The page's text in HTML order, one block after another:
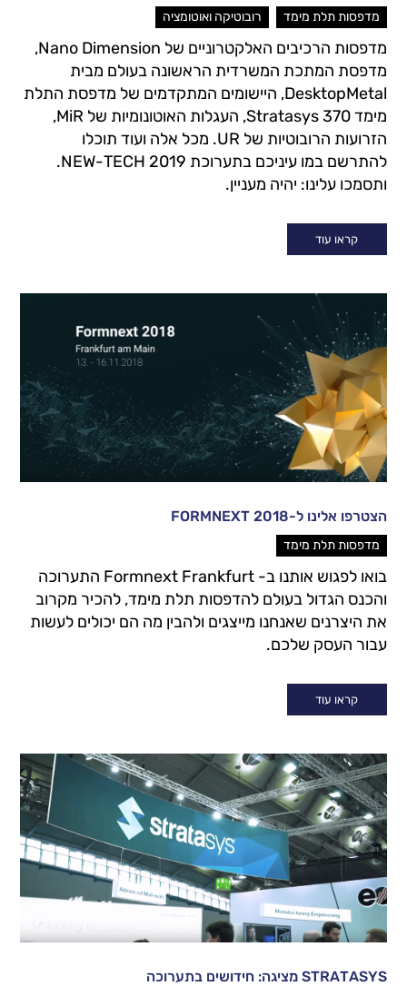
מדפסות תלת מימד רובוטיקה ואוטומציה
מדפסות הרכיבים האלקטרוניים של Nano Dimension,
מדפסת המתכת המשרדית הראשונה בעולם מבית
DesktopMetal, היישומים המתקדמים של מדפסת התלת
מימד Stratasys 370, העגלות האוטונומיות של MiR,
הזרועות הרובוטיות של UR. מכל אלה ועוד תוכלו
להתרשם במו עיניכם בתערוכת NEW-TECH 2019.
ותסמכו עלינו: יהיה מעניין.
קראו עוד
הצטרפו אלינו ל-2018 FORMNEXT
מדפסות תלת מימד
בואו לפגוש אותנו ב- Formnext Frankfurt התערוכה
והכנס הגדול בעולם להדפסות תלת מימד, להכיר מקרוב
את היצרנים שאנחנו מייצגים ולהבין מה הם יכולים לעשות
עבור העסק שלכם.
קראו עוד
STRATASYS מציגה: חידושים בתערוכה